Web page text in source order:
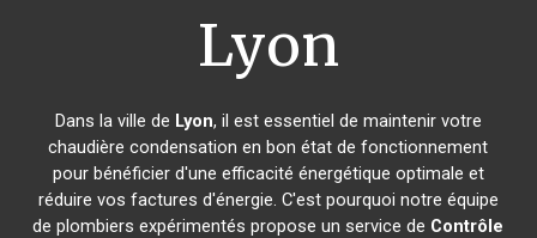
Lyon
Dans la ville de Lyon, il est essentiel de maintenir votre
chaudière condensation en bon état de fonctionnement
pour bénéficier d'une efficacité énergétique optimale et
réduire vos factures d'énergie. C'est pourquoi notre équipe
de plombiers expérimentés propose un service de Contrôle